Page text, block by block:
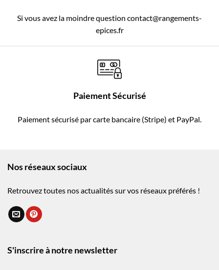
Si vous avez la moindre question contact@rangements-
epices.fr
Paiement Sécurisé
Paiement sécurisé par carte bancaire (Stripe) et PayPal.
Nos réseaux sociaux
Retrouvez toutes nos actualités sur vos réseaux préférés !
S'inscrire à notre newsletter